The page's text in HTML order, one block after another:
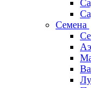
Семена